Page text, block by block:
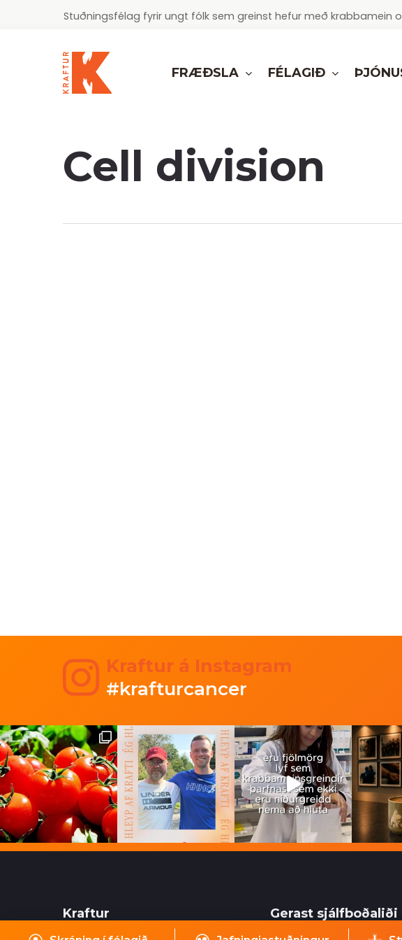
Stuðningsfélag fyrir ungt fólk sem greinst hefur með krabbamein
FRÆÐSLA FÉLAGIÐ
Cell division
Kraftur á Instagram
#krafturcancer
Kraftur Gerast sjálfboðaliði